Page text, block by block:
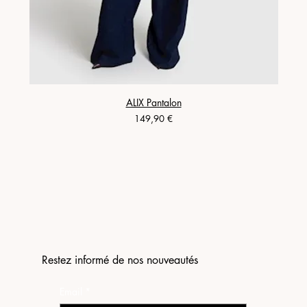
ALIX Pantalon
Prix
149,90 €
Restez informé de nos nouveautés